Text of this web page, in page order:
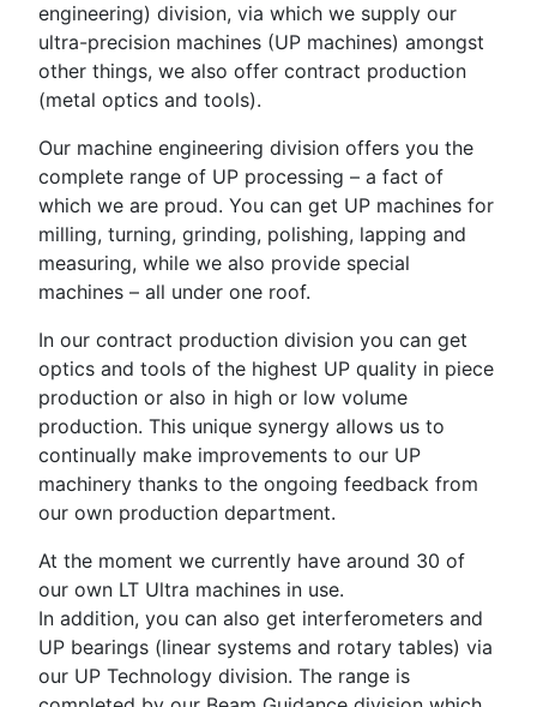
engineering) division, via which we supply our
ultra-precision machines (UP machines) amongst
other things, we also offer contract production
(metal optics and tools).
Our machine engineering division offers you the
complete range of UP processing – a fact of
which we are proud. You can get UP machines for
milling, turning, grinding, polishing, lapping and
measuring, while we also provide special
machines – all under one roof.
In our contract production division you can get
optics and tools of the highest UP quality in piece
production or also in high or low volume
production. This unique synergy allows us to
continually make improvements to our UP
machinery thanks to the ongoing feedback from
our own production department.
At the moment we currently have around 30 of
our own LT Ultra machines in use.
In addition, you can also get interferometers and
UP bearings (linear systems and rotary tables) via
our UP Technology division. The range is